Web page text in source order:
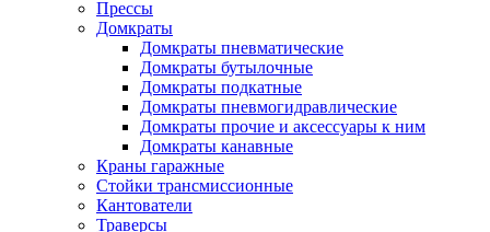
Прессы
Домкраты
Домкраты пневматические
Домкраты бутылочные
Домкраты подкатные
Домкраты пневмогидравлические
Домкраты прочие и аксессуары к ним
Домкраты канавные
Краны гаражные
Стойки трансмиссионные
Кантователи
Траверсы